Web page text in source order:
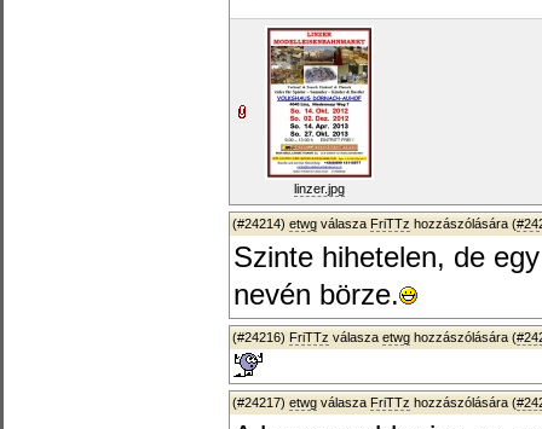
linzer.jpg
(#24214) etwg válasza FriTTz hozzászólására (
Szinte hihetelen, de
nevén börze.
(#24216) FriTTz válasza etwg hozzászólására (
(#24217) etwg válasza FriTTz hozzászólására (